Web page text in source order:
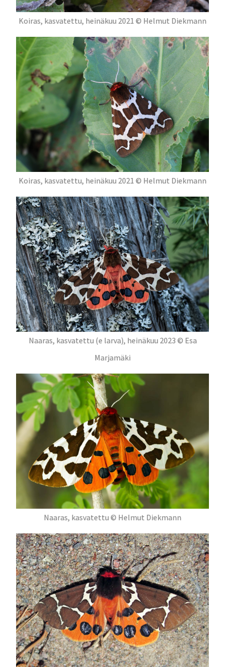
Koiras, kasvatettu, heinäkuu 2021 © Helmut Diekmann
Koiras, kasvatettu, heinäkuu 2021 © Helmut Diekmann
Naaras, kasvatettu (e larva), heinäkuu 2023 © Esa
Marjamäki
Naaras, kasvatettu © Helmut Diekmann